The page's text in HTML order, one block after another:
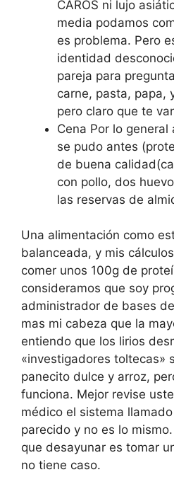
CAROS ni lujo
media podamos
es problema. Pero
identidad
pareja para
carne, pasta, papa,
pero claro que te
Cena Por lo
se pudo antes
de buena
con pollo, dos
las reservas de
Una alimentación como
balanceada, y mis
comer unos 100g de
consideramos que soy
administrador de bases
mas mi cabeza que la
entiendo que los lirios
«investigadores toltecas»
panecito dulce y arroz,
funciona. Mejor revise
médico el sistema
parecido y no es lo
que desayunar es tomar
no tiene caso.